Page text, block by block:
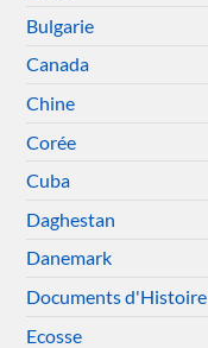
Bulgarie
Canada
Chine
Corée
Cuba
Daghestan
Danemark
Documents d'Histoire
Ecosse